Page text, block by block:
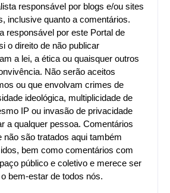
responsável por blogs e/ou sites
inclusive quanto a comentários.
responsável por este Portal de
o direito de não publicar
a lei, a ética ou quaisquer outros
Não serão aceitos
ou que envolvam crimes de
ideológica, multiplicidade de
IP ou invasão de privacidade
a qualquer pessoa. Comentários
não são tratados aqui também
bem como comentários com
público e coletivo e merece ser
bem-estar de todos nós.